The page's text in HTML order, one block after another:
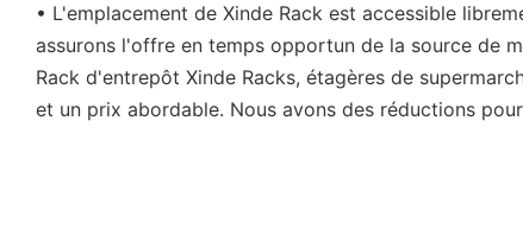
• L'emplacement de Xinde Rack est accessible
assurons l'offre en temps opportun de la source de
Rack d'entrepôt Xinde Racks, étagères de
et un prix abordable. Nous avons des réductions